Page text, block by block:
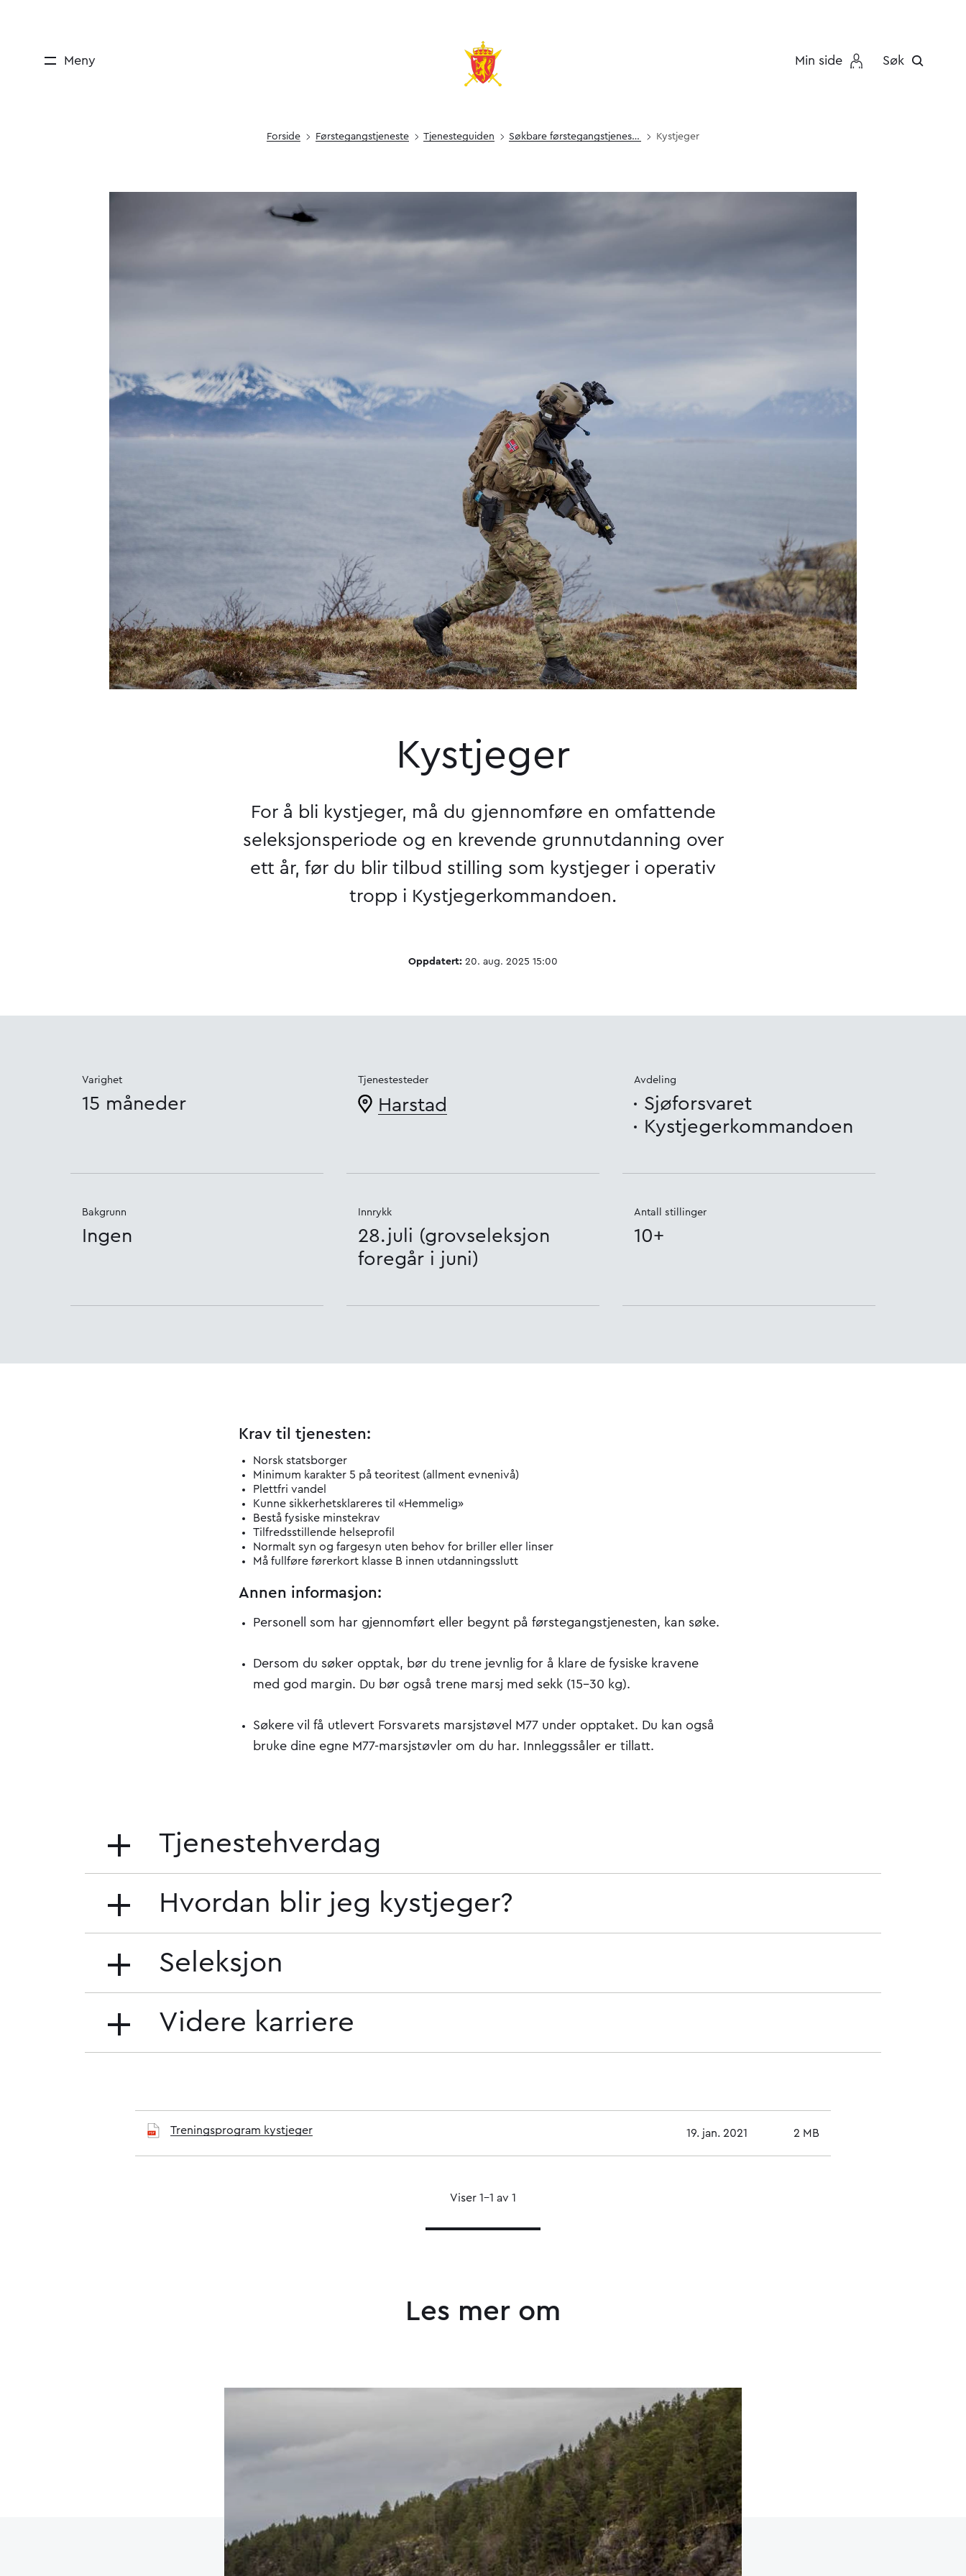
Meny Min side Søk
Forside Førstegang­s­­tjeneste Tjenesteguiden Søkbare førstegangs­tjenester Kystjeger
Kystjeger
For å bli kystjeger, må du gjennomføre en omfattende
seleksjonsperiode og en krevende grunnutdanning over
ett år, før du blir tilbud stilling som kystjeger i operativ
tropp i Kystjegerkommandoen.
Oppdatert: 20. aug. 2025 15:00
Varighet
15 måneder
Tjenestesteder
Harstad
Avdeling
Sjøforsvaret
Kystjegerkommandoen
Bakgrunn
Ingen
Innrykk
28.juli (grovseleksjon
foregår i juni)
Antall stillinger
10+
Krav til tjenesten:
Norsk statsborger
Minimum karakter 5 på teoritest (allment evnenivå)
Plettfri vandel
Kunne sikkerhetsklareres til «Hemmelig»
Bestå fysiske minstekrav
Tilfredsstillende helseprofil
Normalt syn og fargesyn uten behov for briller eller linser
Må fullføre førerkort klasse B innen utdanningsslutt
Annen informasjon:
Personell som har gjennomført eller begynt på førstegangstjenesten, kan søke.
Dersom du søker opptak, bør du trene jevnlig for å klare de fysiske kravene
med god margin. Du bør også trene marsj med sekk (15–30 kg).
Søkere vil få utlevert Forsvarets marsjstøvel M77 under opptaket. Du kan også
bruke dine egne M77-marsjstøvler om du har. Innleggssåler er tillatt.
Tjenestehverdag
Hvordan blir jeg kystjeger?
Seleksjon
Videre karriere
Treningsprogram kystjeger
19. jan. 2021 2 MB
Viser 1–1 av 1
Les mer om